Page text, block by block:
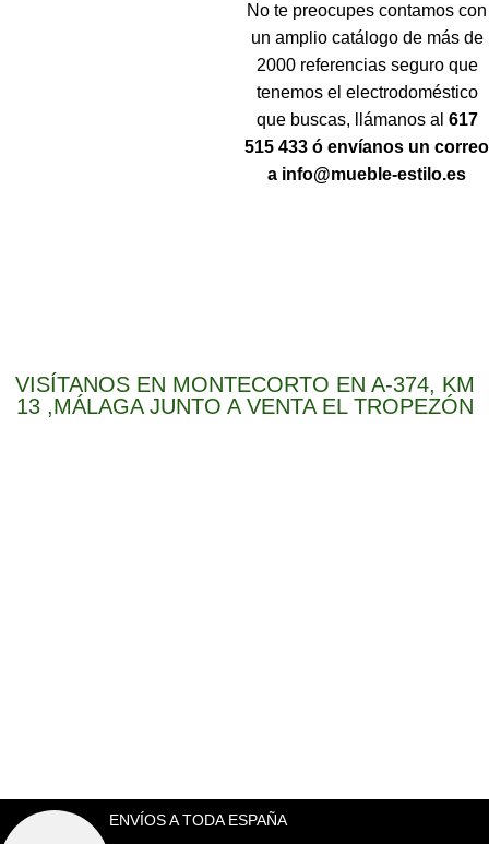
No te preocupes contamos con
un amplio catálogo de más de
2000 referencias seguro que
tenemos el electrodoméstico
que buscas, llámanos al 617
515 433 ó envíanos un correo
a info@mueble-estilo.es
VISÍTANOS EN MONTECORTO EN A-374, KM
13 ,MÁLAGA JUNTO A VENTA EL TROPEZÓN
ENVÍOS A TODA ESPAÑA